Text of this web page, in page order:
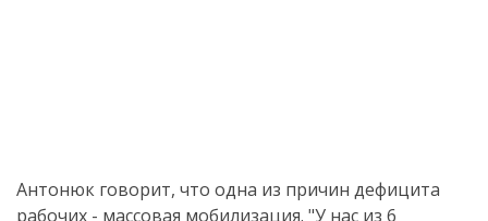
Антонюк говорит, что одна из причин дефицита
рабочих - массовая мобилизация. "У нас из 6